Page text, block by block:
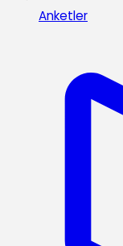
Anketler